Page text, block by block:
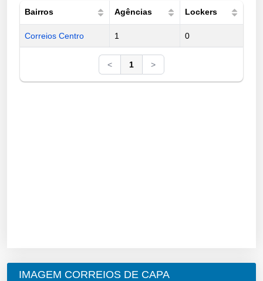
Bairros Agências Lockers
Correios Centro 1 0
< 1 >
IMAGEM CORREIOS DE CAPA